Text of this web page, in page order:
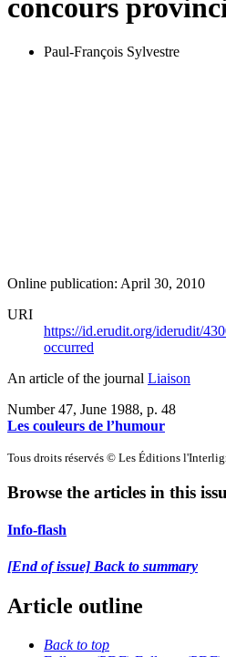
concours
Paul-François Sylvestre
Online publication: April 30, 2010
URI
https://id.erudit.org/iderudit/
occurred
An article of the journal Liaison
Number 47, June 1988, p. 48
Les couleurs de l’humour
Tous droits réservés © Les Éditions
Browse the articles in this
Info-flash
[End of issue] Back to summary
Article outline
Back to top